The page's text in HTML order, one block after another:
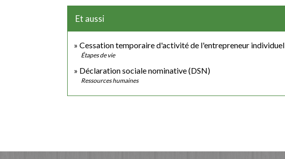
Et aussi
Cessation temporaire d'activité de l'entrepreneur individuel
Étapes de vie
Déclaration sociale nominative (DSN)
Ressources humaines